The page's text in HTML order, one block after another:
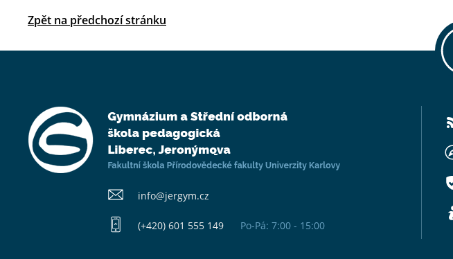
Zpět na předchozí stránku
info@​jergym.cz
(+420) 601 555 149 Po-Pá: 7:00 - 15:00